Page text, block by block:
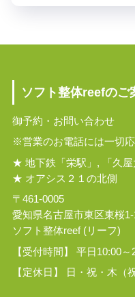
ソフト整体reefのご
御予約・お問い合わせ
※営業のお電話には一切応
★ 地下鉄「栄駅」, 「久
★ オアシス２１の北側
〒461-0005
愛知県名古屋市東区東桜
ソフト整体reef (リーフ)
【受付時間】 平日10:00
【定休日】 日・祝・木（